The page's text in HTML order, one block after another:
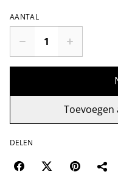
AANTAL
DELEN